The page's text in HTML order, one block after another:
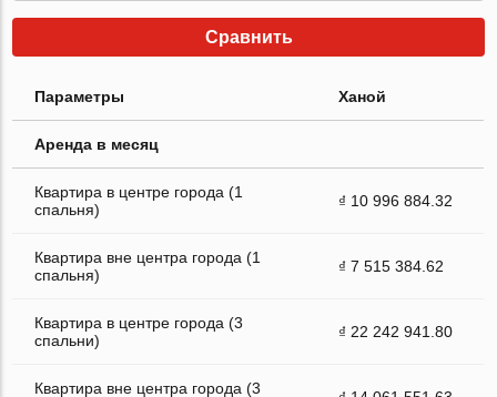
Сравнить
Параметры Ханой
Аренда в месяц
Квартира в центре города (1
спальня)
₫ 10 996 884.32
Квартира вне центра города (1
спальня)
₫ 7 515 384.62
Квартира в центре города (3
спальни)
₫ 22 242 941.80
Квартира вне центра города (3